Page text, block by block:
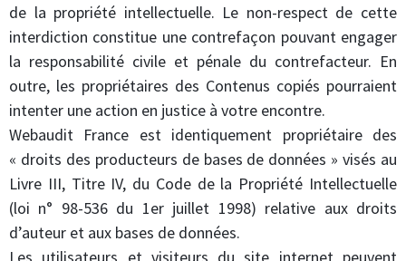
de la propriété intellectuelle. Le non-respect de cette
interdiction constitue une contrefaçon pouvant engager
la responsabilité civile et pénale du contrefacteur. En
outre, les propriétaires des Contenus copiés pourraient
intenter une action en justice à votre encontre.
Webaudit France est identiquement propriétaire des
« droits des producteurs de bases de données » visés au
Livre III, Titre IV, du Code de la Propriété Intellectuelle
(loi n° 98-536 du 1er juillet 1998) relative aux droits
d’auteur et aux bases de données.